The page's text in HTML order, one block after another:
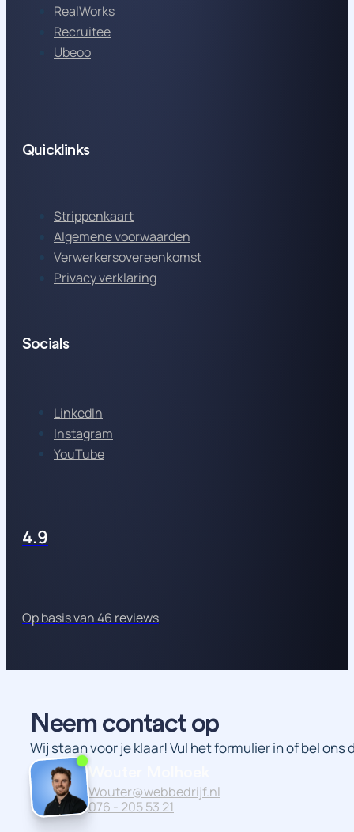
RealWorks
Recruitee
Ubeoo
Quicklinks
Strippenkaart
Algemene voorwaarden
Verwerkersovereenkomst
Privacy verklaring
Socials
LinkedIn
Instagram
YouTube
4.9
Op basis van 46 reviews
Neem contact op
Wij staan voor je klaar! Vul het formulier in of bel
Wouter@webbedrijf.nl
076 - 205 53 21